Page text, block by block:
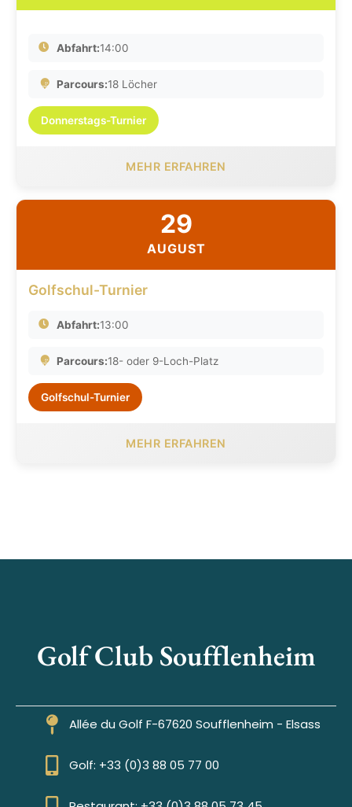
Abfahrt:14:00
Parcours:18 Löcher
Donnerstags-Turnier
MEHR ERFAHREN
29
AUGUST
Golfschul-Turnier
Abfahrt:13:00
Parcours:18- oder 9-Loch-Platz
Golfschul-Turnier
MEHR ERFAHREN
Golf Club Soufflenheim
Allée du Golf F-67620 Soufflenheim - Elsass
Golf: +33 (0)3 88 05 77 00